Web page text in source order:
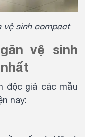
vệ sinh compact
vệ sinh
độc giả các mẫu
nay: